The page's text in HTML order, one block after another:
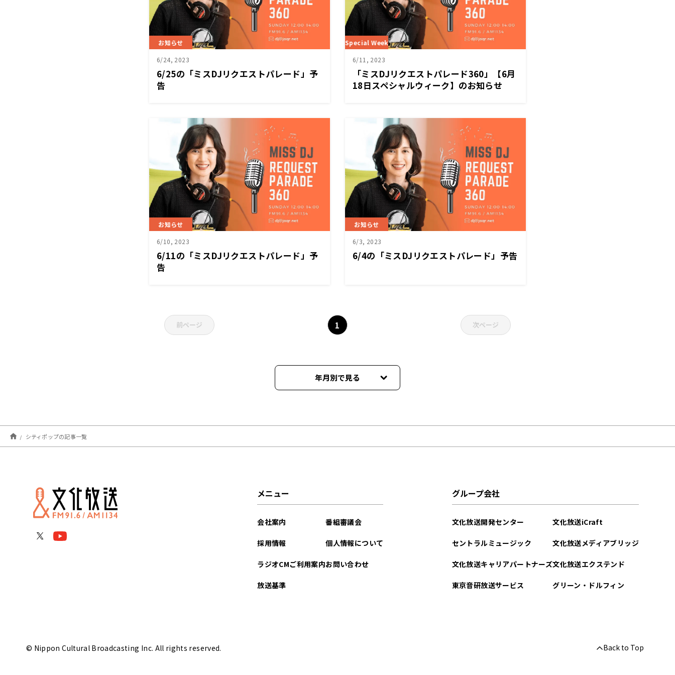
お知らせ
6/24, 2023
6/25の「ミスDJリクエストパレード」予
告
Special Week
6/11, 2023
「ミスDJリクエストパレード360」【6月
18日スペシャルウィーク】のお知らせ
お知らせ
6/10, 2023
6/11の「ミスDJリクエストパレード」予
告
お知らせ
6/3, 2023
6/4の「ミスDJリクエストパレード」予告
前ページ 1 次ページ
年月別で見る
2023年07月
2023年06月
シティポップの記事一覧
メニュー
会社案内
採用情報
ラジオCMご利用案内
放送基準
番組審議会
個人情報について
お問い合わせ
グループ会社
文化放送開発センター
セントラルミュージック
文化放送キャリアパートナーズ
東京音研放送サービス
文化放送iCraft
文化放送メディアブリッジ
文化放送エクステンド
グリーン・ドルフィン
© Nippon Cultural Broadcasting Inc. All rights reserved. Back to Top